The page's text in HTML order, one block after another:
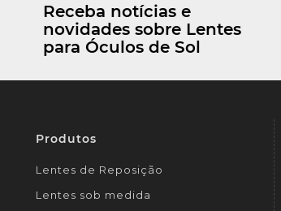
Receba notícias e
novidades sobre Lentes
para Óculos de Sol
Produtos
Lentes de Reposição
Lentes sob medida